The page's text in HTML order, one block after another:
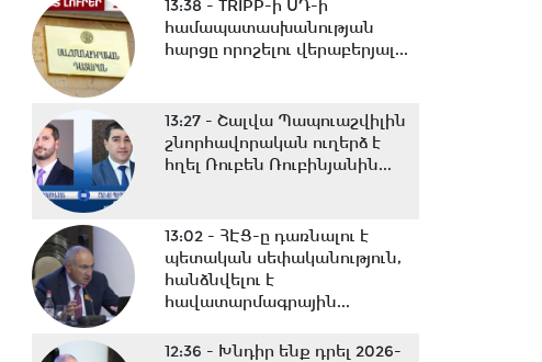
13:38 - TRIPP-ի ՍԴ-ի
համապատասխանության
հարցը որոշելու վերաբերյալ...
13:27 - Շալվա Պապուաշվիլին
շնորհավորական ուղերձ է
հղել Ռուբեն Ռուբինյանին...
13:02 - ՀԷՑ-ը դառնալու է
պետական սեփականություն,
հանձնվելու է
հավատարմագրային...
12:36 - Խնդիր ենք դրել 2026-